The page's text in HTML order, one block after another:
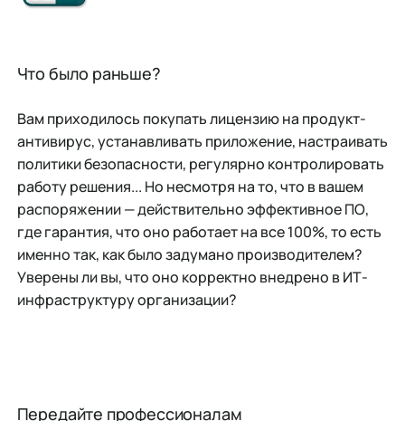
Что было раньше?
Вам приходилось покупать лицензию на продукт-
антивирус, устанавливать приложение, настраивать
политики безопасности, регулярно контролировать
работу решения... Но несмотря на то, что в вашем
распоряжении — действительно эффективное ПО,
где гарантия, что оно работает на все 100%, то есть
именно так, как было задумано производителем?
Уверены ли вы, что оно корректно внедрено в ИТ-
инфраструктуру организации?
Передайте профессионалам